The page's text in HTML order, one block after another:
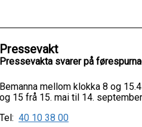
Pressevakt
Pressevakta svarer på
Bemanna mellom klokka 8 og
og 15 frå 15. mai til 14.
Tel: 40 10 38 00